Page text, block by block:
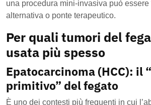
una procedura mini-invasiva può
alternativa o ponte terapeutico.
Per quali tumori del
usata più spesso
Epatocarcinoma (HCC): il
primitivo” del fegato
È uno dei contesti più frequenti in cui